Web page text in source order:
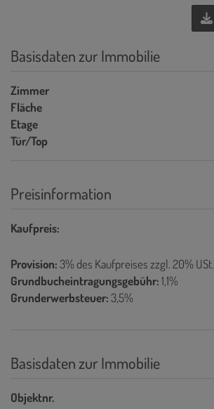
Basisdaten zur Immobilie
Zimmer
Fläche
Etage
Tür/Top
Preisinformation
Kaufpreis:
Provision:3% des Kaufpreises zzgl. 20% USt.
Grundbucheintragungsgebühr:1,1%
Grunderwerbsteuer:3,5%
Basisdaten zur Immobilie
Objektnr.